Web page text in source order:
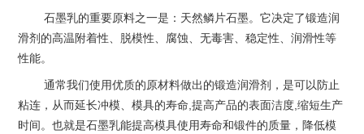
石墨乳的重要原料之一是：天然鳞片石墨。它决定了锻造润
滑剂的高温附着性、脱模性、腐蚀、无毒害、稳定性、润滑性等
性能。
通常我们使用优质的原材料做出的锻造润滑剂，是可以防止
粘连，从而延长冲模、模具的寿命,提高产品的表面洁度,缩短生产
时间。也就是石墨乳能提高模具使用寿命和锻件的质量，降低模